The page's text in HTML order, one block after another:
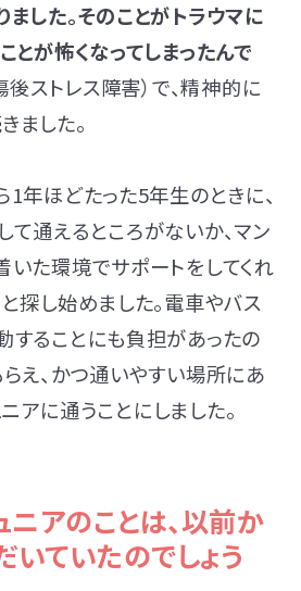
した。そのことがトラウマに
とが怖くなってしまったんで
ストレス障害）で、精神的に
ました。
年ほどたった5年生のときに、
て通えるところがないか、マン
いた環境でサポートをしてくれ
探し始めました。電車やバス
することにも負担があったの
え、かつ通いやすい場所にあ
アに通うことにしました。
アのことは、以前か
いていたのでしょう